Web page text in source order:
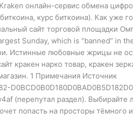
онлайн-сервис обмена
курс биткоина). Как уже
сайт торговой площадки
Sunday, which is “banned” in
Истинные любовные жрицы не
кракен нарко товар, кракен
1 Примечания Источник
(перепутал раздел).
попасть на просторы тёмного